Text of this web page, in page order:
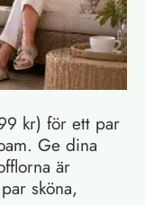
kr) för ett par
Ge dina
är
sköna,